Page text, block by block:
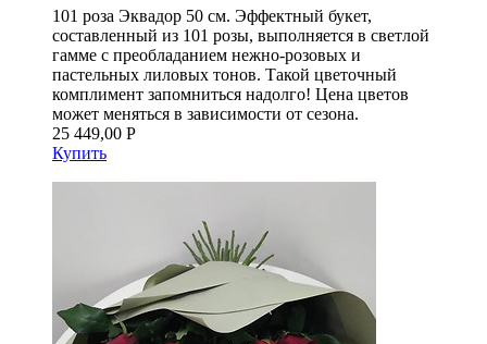
101 роза Эквадор 50 см. Эффектный букет,
составленный из 101 розы, выполняется в светлой
гамме с преобладанием нежно-розовых и
пастельных лиловых тонов. Такой цветочный
комплимент запомниться надолго! Цена цветов
может меняться в зависимости от сезона.
25 449,00 Р
Купить